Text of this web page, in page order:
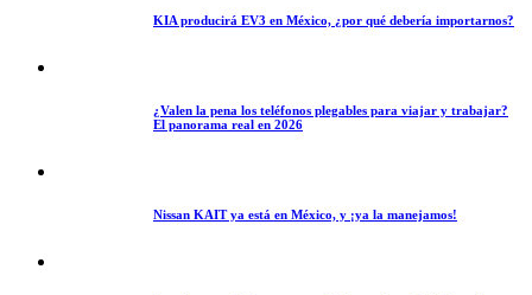
KIA producirá EV3 en México, ¿por qué debería importarnos?
¿Valen la pena los teléfonos plegables para viajar y trabajar?
El panorama real en 2026
Nissan KAIT ya está en México, y ¡ya la manejamos!